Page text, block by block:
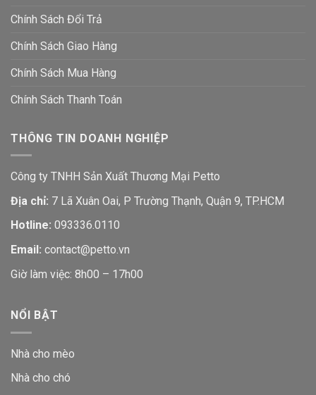
Chính Sách Đổi Trả
Chính Sách Giao Hàng
Chính Sách Mua Hàng
Chính Sách Thanh Toán
THÔNG TIN DOANH NGHIỆP
Công ty TNHH Sản Xuất Thương Mại Petto
Địa chỉ: 7 Lã Xuân Oai, P Trường Thạnh, Quận 9, TP.HCM
Hotline: 093336.0110
Email: contact@petto.vn
Giờ làm việc: 8h00 – 17h00
NỔI BẬT
Nhà cho mèo
Nhà cho chó